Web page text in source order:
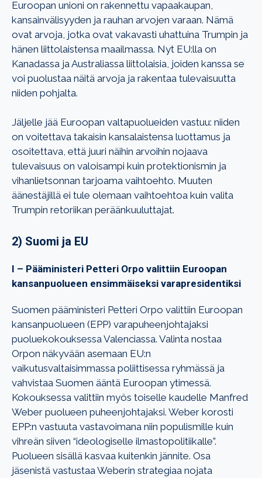
Euroopan unioni on rakennettu vapaakaupan,
kansainvälisyyden ja rauhan arvojen varaan. Nämä
ovat arvoja, jotka ovat vakavasti uhattuina Trumpin ja
hänen liittolaistensa maailmassa. Nyt EU:lla on
Kanadassa ja Australiassa liittolaisia, joiden kanssa se
voi puolustaa näitä arvoja ja rakentaa tulevaisuutta
niiden pohjalta.
Jäljelle jää Euroopan valtapuolueiden vastuu: niiden
on voitettava takaisin kansalaistensa luottamus ja
osoitettava, että juuri näihin arvoihin nojaava
tulevaisuus on valoisampi kuin protektionismin ja
vihanlietsonnan tarjoama vaihtoehto. Muuten
äänestäjillä ei tule olemaan vaihtoehtoa kuin valita
Trumpin retoriikan peräänkuuluttajat.
2) Suomi ja EU
I – Pääministeri Petteri Orpo valittiin Euroopan
kansanpuolueen ensimmäiseksi varapresidentiksi
Suomen pääministeri Petteri Orpo valittiin Euroopan
kansanpuolueen (EPP) varapuheenjohtajaksi
puoluekokouksessa Valenciassa. Valinta nostaa
Orpon näkyvään asemaan EU:n
vaikutusvaltaisimmassa poliittisessa ryhmässä ja
vahvistaa Suomen ääntä Euroopan ytimessä.
Kokouksessa valittiin myös toiselle kaudelle Manfred
Weber puolueen puheenjohtajaksi. Weber korosti
EPP:n vastuuta vastavoimana niin populismille kuin
vihreän siiven “ideologiselle ilmastopolitiikalle”.
Puolueen sisällä kasvaa kuitenkin jännite. Osa
jäsenistä vastustaa Weberin strategiaa nojata